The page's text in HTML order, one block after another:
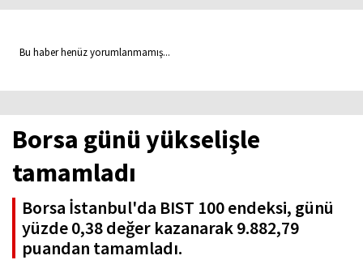
Bu haber henüz yorumlanmamış...
Borsa günü yükselişle
tamamladı
Borsa İstanbul'da BIST 100 endeksi, günü
yüzde 0,38 değer kazanarak 9.882,79
puandan tamamladı.